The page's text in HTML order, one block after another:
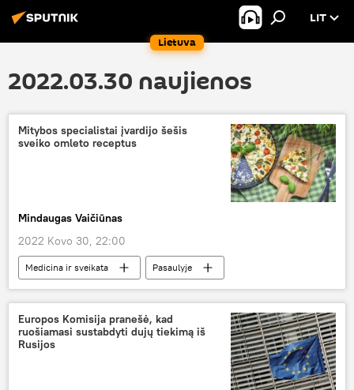
Lietuva
LIT
2022.03.30 naujienos
Mitybos specialistai įvardijo šešis
sveiko omleto receptus
Mindaugas Vaičiūnas
2022 Kovo 30, 22:00
Medicina ir sveikata
Pasaulyje
kiaušiniai
mityba
Europos Komisija pranešė, kad
ruošiamasi sustabdyti dujų tiekimą iš
Rusijos